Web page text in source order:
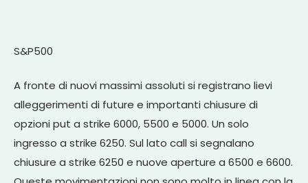
S&P500
A fronte di nuovi massimi assoluti si registrano lievi
alleggerimenti di future e importanti chiusure di
opzioni put a strike 6000, 5500 e 5000. Un solo
ingresso a strike 6250. Sul lato call si segnalano
chiusure a strike 6250 e nuove aperture a 6500 e 6600.